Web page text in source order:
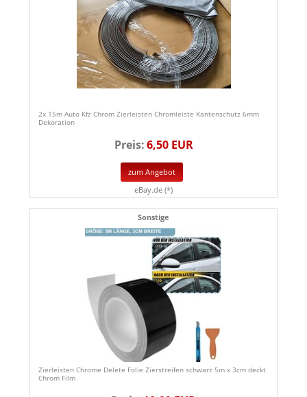
2x 15m Auto Kfz Chrom Zierleisten Chromleiste Kantenschutz 6mm
Dekoration
Preis:6,50 EUR
zum Angebot
eBay.de (*)
Sonstige
Zierleisten Chrome Delete Folie Zierstreifen schwarz 5m x 3cm deckt
Chrom Film